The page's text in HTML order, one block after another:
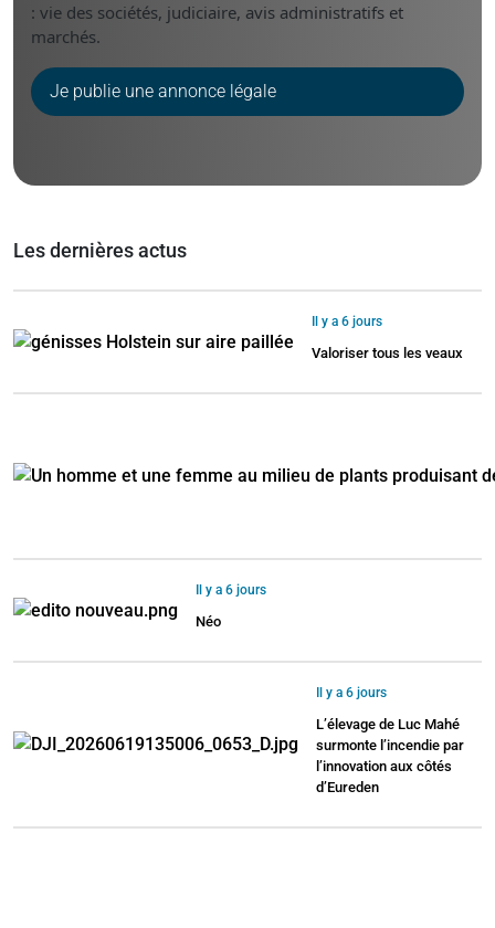
: vie des sociétés, judiciaire, avis administratifs et
marchés.
Je publie une annonce légale
Les dernières actus
Il y a 6 jours
Valoriser tous les veaux
Il y a 6 jours
Néo
Il y a 6 jours
L’élevage de Luc Mahé
surmonte l’incendie par
l’innovation aux côtés
d’Eureden